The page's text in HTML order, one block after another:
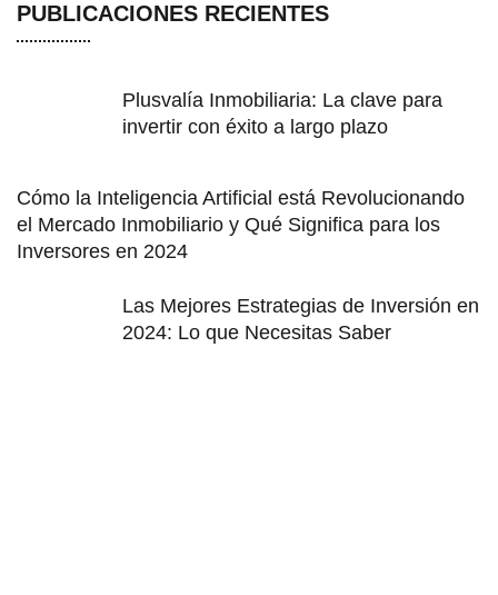
PUBLICACIONES RECIENTES
Plusvalía Inmobiliaria: La clave para
invertir con éxito a largo plazo
Cómo la Inteligencia Artificial está Revolucionando
el Mercado Inmobiliario y Qué Significa para los
Inversores en 2024
Las Mejores Estrategias de Inversión en
2024: Lo que Necesitas Saber